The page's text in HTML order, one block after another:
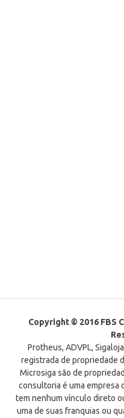
Copyright © 2016 FBS
Protheus, ADVPL,
registrada de propriedade
Microsiga são de
consultoria é uma empresa
tem nenhum vínculo direto
uma de suas franquias ou